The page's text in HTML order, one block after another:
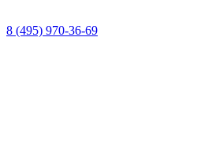
8 (495) 970-36-69